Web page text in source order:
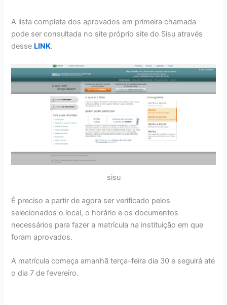
A lista completa dos aprovados em primeira chamada
pode ser consultada no site próprio site do Sisu através
desse LINK.
sisu
É preciso a partir de agora ser verificado pelos
selecionados o local, o horário e os documentos
necessários para fazer a matrícula na instituição em que
foram aprovados.
A matrícula começa amanhã terça-feira dia 30 e seguirá até
o dia 7 de fevereiro.